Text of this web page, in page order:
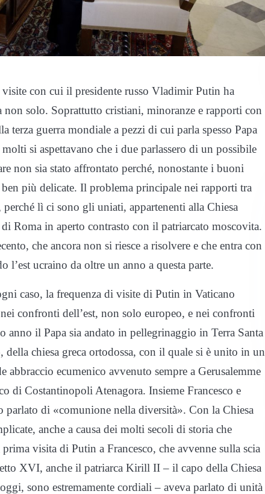
con cui il presidente russo Vladimir Putin ha
non solo. Soprattutto cristiani, minoranze e rapporti con
terza guerra mondiale a pezzi di cui parla spesso Papa
si aspettavano che i due parlassero di un possibile
non sia stato affrontato perché, nonostante i buoni
più delicate. Il problema principale nei rapporti tra
lì ci sono gli uniati, appartenenti alla Chiesa
Roma in aperto contrasto con il patriarcato moscovita.
che ancora non si riesce a risolvere e che entra con
l’est ucraino da oltre un anno a questa parte.
caso, la frequenza di visite di Putin in Vaticano
confronti dell’est, non solo europeo, e nei confronti
anno il Papa sia andato in pellegrinaggio in Terra Santa
chiesa greca ortodossa, con il quale si è unito in un
abbraccio ecumenico avvenuto sempre a Gerusalemme
di Costantinopoli Atenagora. Insieme Francesco e
di «comunione nella diversità». Con la Chiesa
anche a causa dei molti secoli di storia che
visita di Putin a Francesco, che avvenne sulla scia
XVI, anche il patriarca Kirill II – il capo della Chiesa
sono estremamente cordiali – aveva parlato di unità